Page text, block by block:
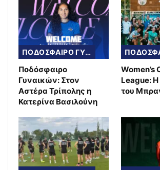
ΠΟΔΟΣΦΑΙΡΟ ΓΥΝΑΙΚΩΝ
Ποδόσφαιρο
Γυναικών: Στον
Αστέρα Τρίπολης η
Κατερίνα Βασιλούνη
Women’s
League:
του